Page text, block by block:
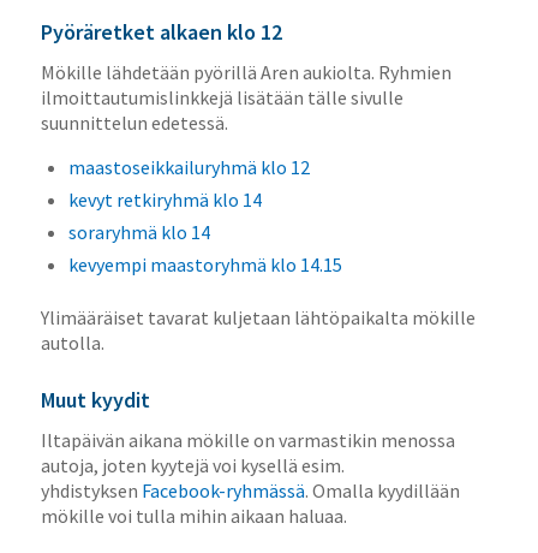
Pyöräretket alkaen klo 12
Mökille lähdetään pyörillä Aren aukiolta. Ryhmien
ilmoittautumislinkkejä lisätään tälle sivulle
suunnittelun edetessä.
maastoseikkailuryhmä klo 12
kevyt retkiryhmä klo 14
soraryhmä klo 14
kevyempi maastoryhmä klo 14.15
Ylimääräiset tavarat kuljetaan lähtöpaikalta mökille
autolla.
Muut kyydit
Iltapäivän aikana mökille on varmastikin menossa
autoja, joten kyytejä voi kysellä esim.
yhdistyksen Facebook-ryhmässä. Omalla kyydillään
mökille voi tulla mihin aikaan haluaa.